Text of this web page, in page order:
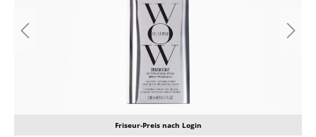
Friseur-Preis nach Login